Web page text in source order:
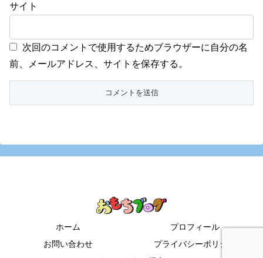
サイト
次回のコメントで使用するためブラウザーに自分の名
前、メールアドレス、サイトを保存する。
ホーム
プロフィール
お問い合わせ
プライバシーポリシー